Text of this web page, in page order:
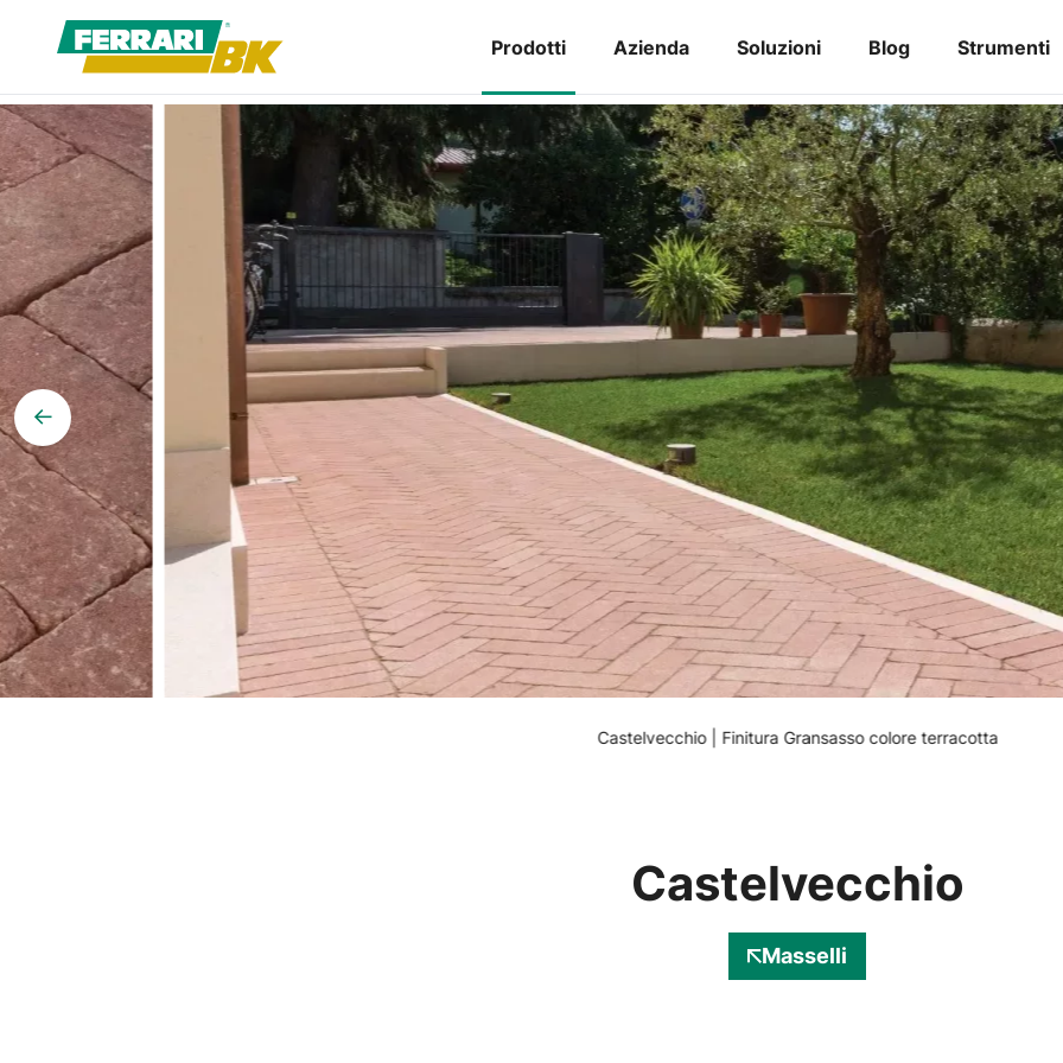
Prodotti Azienda Soluzioni Blog Strumenti
Castelvecchio | Finitura Gransasso colore terracotta
→
Castelvecchio
Masselli